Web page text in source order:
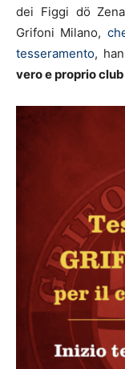
dei Figgi dö
Grifoni Milano,
tesseramento,
vero e proprio